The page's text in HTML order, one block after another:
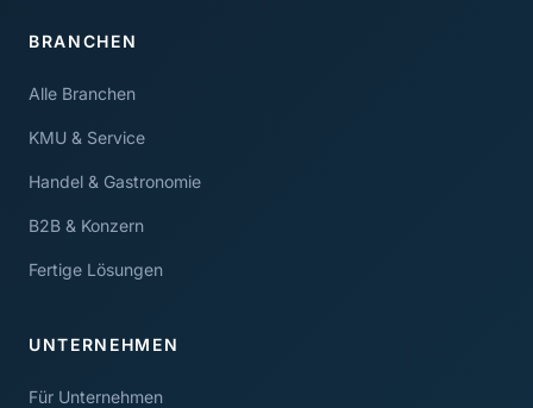
BRANCHEN
Alle Branchen
KMU & Service
Handel & Gastronomie
B2B & Konzern
Fertige Lösungen
UNTERNEHMEN
Für Unternehmen